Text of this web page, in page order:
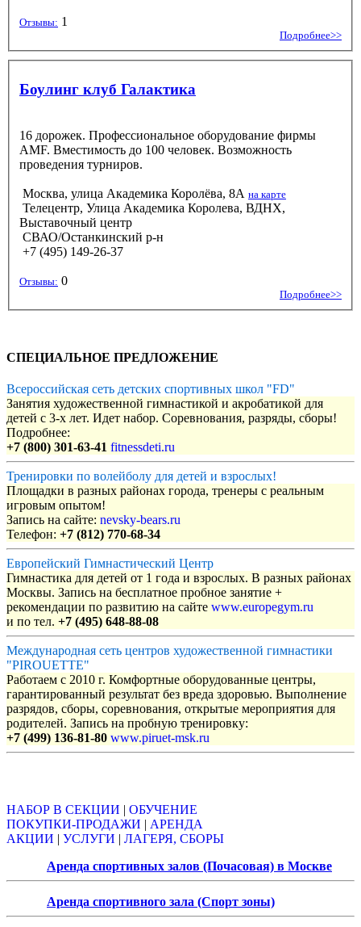
Отзывы: 1
Подробнее>>
Боулинг клуб Галактика
16 дорожек. Профессиональное оборудование фирмы
AMF. Вместимость до 100 человек. Возможность
проведения турниров.
Москва, улица Академика Королёва, 8А на карте
Телецентр, Улица Академика Королева, ВДНХ,
Выставочный центр
СВАО/Останкинский р-н
+7 (495) 149-26-37
Отзывы: 0
Подробнее>>
СПЕЦИАЛЬНОЕ ПРЕДЛОЖЕНИЕ
Всероссийская сеть детских спортивных школ "FD"
Занятия художественной гимнастикой и акробатикой для
детей с 3-х лет. Идет набор. Соревнования, разряды, сборы!
Подробнее:
+7 (800) 301-63-41 fitnessdeti.ru
Тренировки по волейболу для детей и взрослых!
Площадки в разных районах города, тренеры с реальным
игровым опытом!
Запись на сайте: nevsky-bears.ru
Телефон: +7 (812) 770-68-34
Европейский Гимнастический Центр
Гимнастика для детей от 1 года и взрослых. В разных районах
Москвы. Запись на бесплатное пробное занятие +
рекомендации по развитию на сайте www.europegym.ru
и по тел. +7 (495) 648-88-08
Международная сеть центров художественной гимнастики
"PIROUETTE"
Работаем с 2010 г. Комфортные оборудованные центры,
гарантированный результат без вреда здоровью. Выполнение
разрядов, сборы, соревнования, открытые мероприятия для
родителей. Запись на пробную тренировку:
+7 (499) 136-81-80 www.piruet-msk.ru
НАБОР В СЕКЦИИ | ОБУЧЕНИЕ
ПОКУПКИ-ПРОДАЖИ | АРЕНДА
АКЦИИ | УСЛУГИ | ЛАГЕРЯ, СБОРЫ
Аренда спортивных залов (Почасовая) в Москве
Аренда спортивного зала (Спорт зоны)